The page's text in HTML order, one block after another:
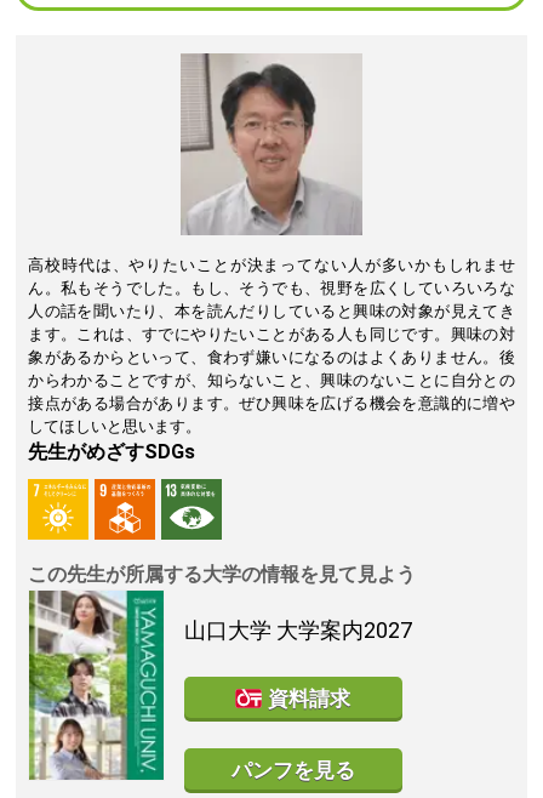
高校時代は、やりたいことが決まってない人が多いかもしれませ
ん。私もそうでした。もし、そうでも、視野を広くしていろいろな
人の話を聞いたり、本を読んだりしていると興味の対象が見えてき
ます。これは、すでにやりたいことがある人も同じです。興味の対
象があるからといって、食わず嫌いになるのはよくありません。後
からわかることですが、知らないこと、興味のないことに自分との
接点がある場合があります。ぜひ興味を広げる機会を意識的に増や
してほしいと思います。
先生がめざすSDGs
この先生が所属する大学の情報を見て見よう
山口大学 大学案内2027
資料請求
パンフを見る